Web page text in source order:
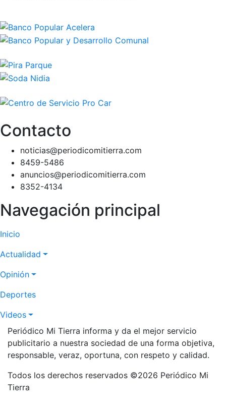
Contacto
noticias@periodicomitierra.com
8459-5486
anuncios@periodicomitierra.com
8352-4134
Navegación principal
Inicio
Actualidad
Opinión
Deportes
Videos
Periódico Mi Tierra informa y da el mejor servicio
publicitario a nuestra sociedad de una forma objetiva,
responsable, veraz, oportuna, con respeto y calidad.
Todos los derechos reservados ©2026 Periódico Mi
Tierra